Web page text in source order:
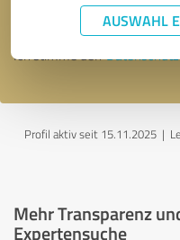
AUSWAHL
Ich stimme den
Profil aktiv seit 15.11.2025 |
Mehr Transparenz
Expertensuche